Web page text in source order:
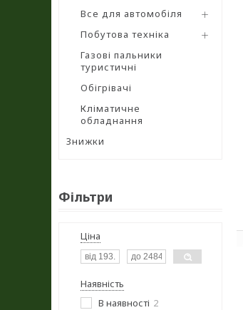
Все для автомобіля
Побутова техніка
Газові пальники
туристичні
Обігрівачі
Кліматичне
обладнання
Знижки
Фільтри
Ціна
Наявність
В наявності 2